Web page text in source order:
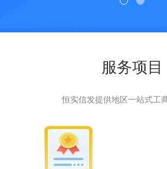
服务项目
恒实信发提供地区一站式工